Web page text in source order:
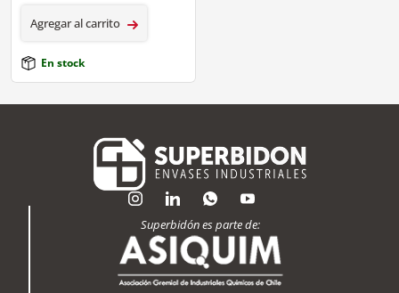
Agregar al carrito
En stock
Superbidón es parte de: